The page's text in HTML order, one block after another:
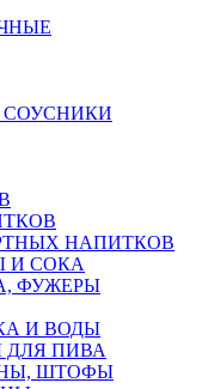
НАПИТКОВ
И СОКА
ФУЖЕРЫ
И ВОДЫ
ДЛЯ ПИВА
ШТОФЫ